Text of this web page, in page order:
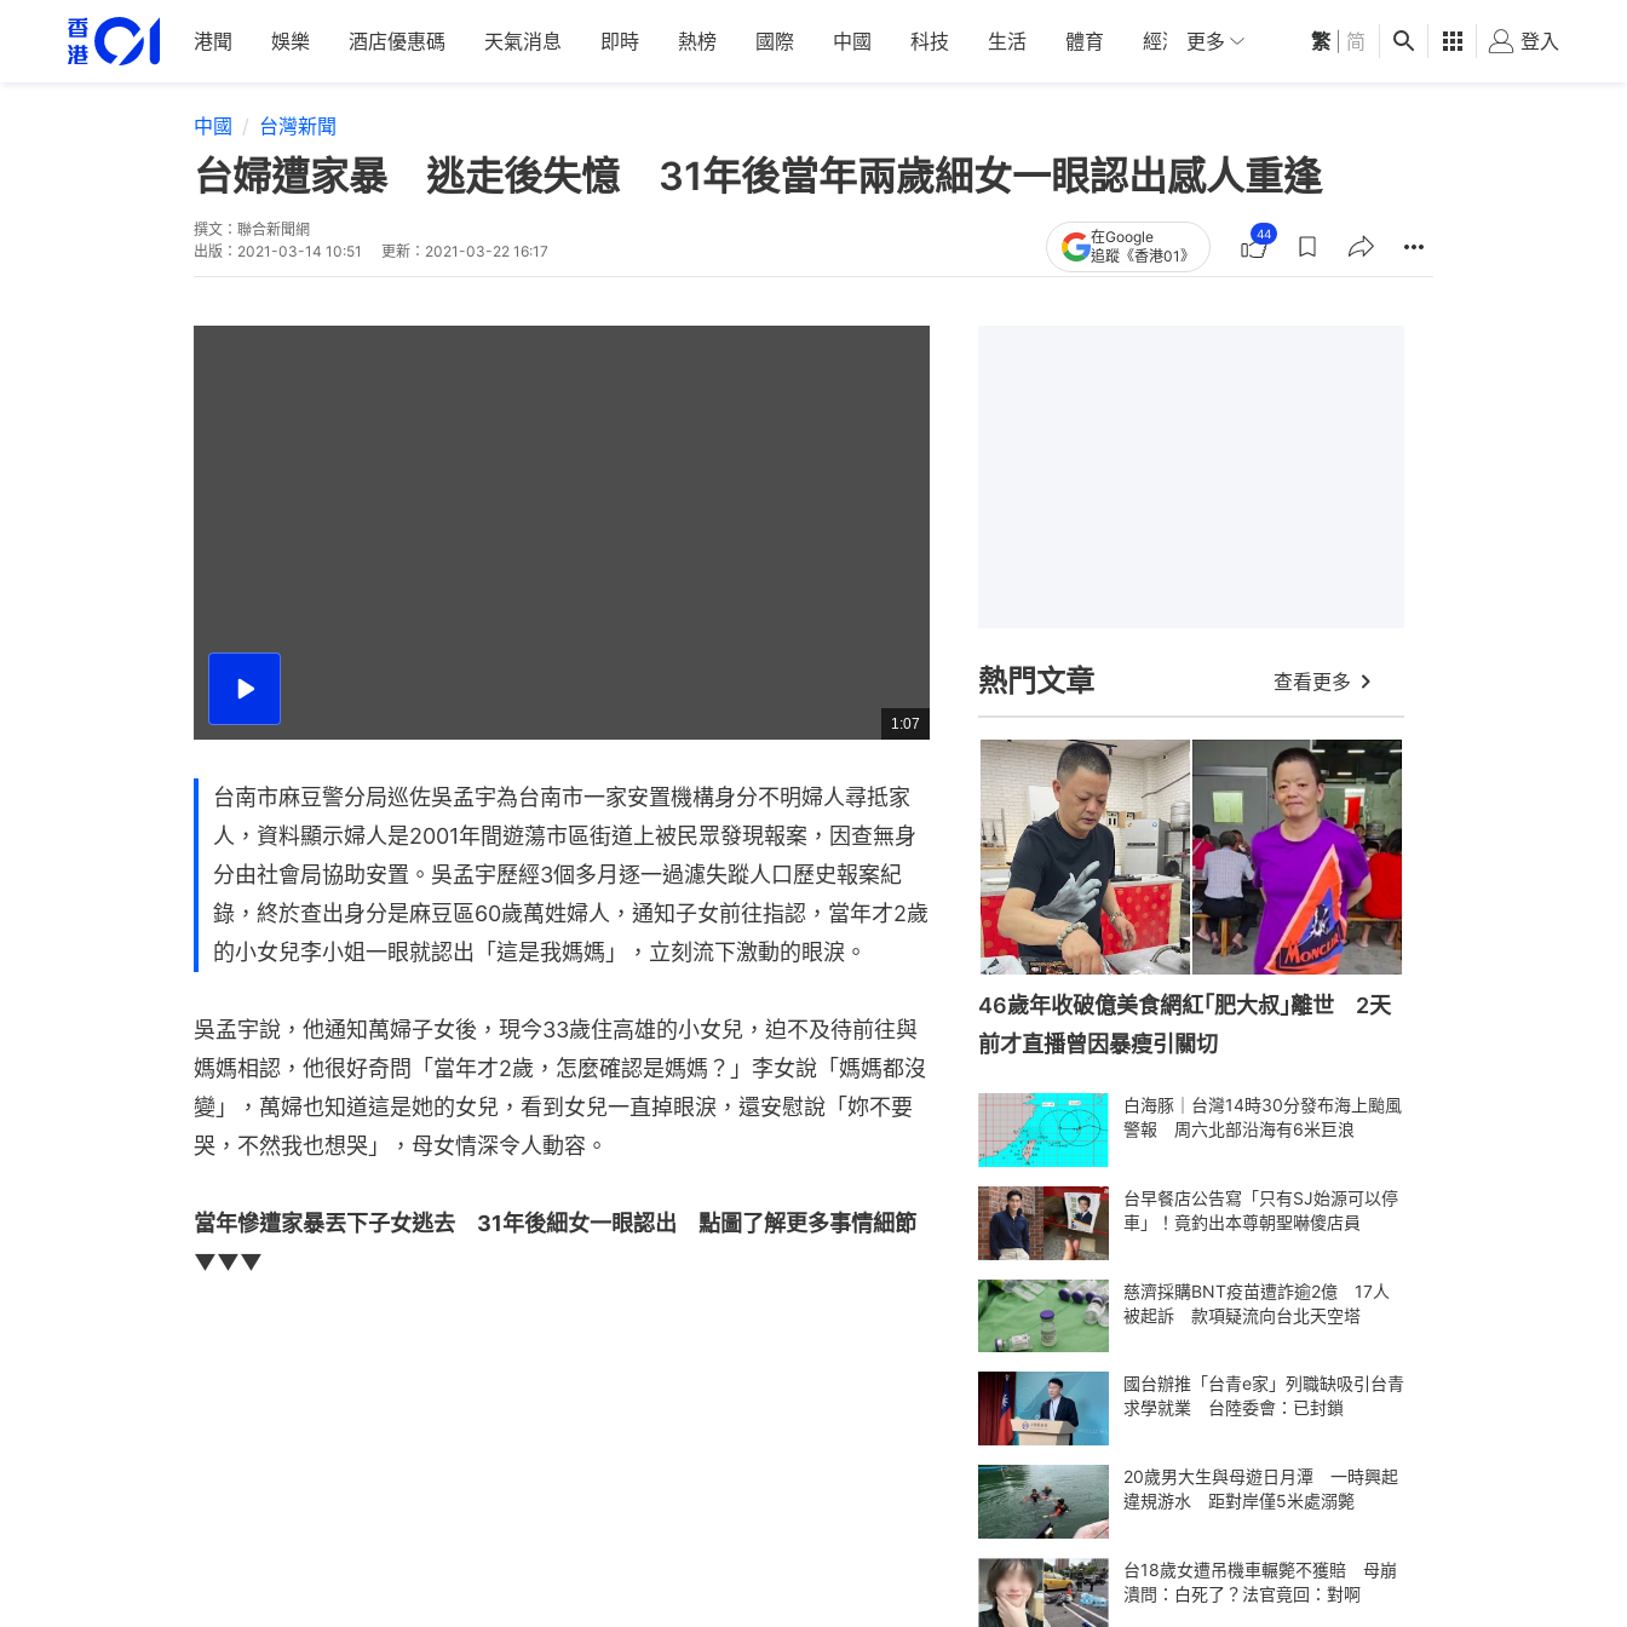
港聞 娛樂 酒店優惠碼 天氣消息 即時 熱榜 國際 中國 科技 生活 體育 經濟 01深圳 觀點 健康 好食玩飛
更多 繁 简 登入
中國 台灣新聞
台婦遭家暴 逃走後失憶 31年後當年兩歲細女一眼認出感人重逢
撰文： 聯合新聞網
出版： 2021-03-14 10:51 更新： 2021-03-22 16:17
在Google
追蹤《香港01》
44
播
總
共
1:07
台南市麻豆警分局巡佐吳孟宇為台南市一家安置機構身分不明婦人尋抵家
人，資料顯示婦人是2001年間遊蕩市區街道上被民眾發現報案，因查無身
分由社會局協助安置。吳孟宇歷經3個多月逐一過濾失蹤人口歷史報案紀
錄，終於查出身分是麻豆區60歲萬姓婦人，通知子女前往指認，當年才2歲
的小女兒李小姐一眼就認出「這是我媽媽」，立刻流下激動的眼淚。
吳孟宇說，他通知萬婦子女後，現今33歲住高雄的小女兒，迫不及待前往與
媽媽相認，他很好奇問「當年才2歲，怎麼確認是媽媽？」李女說「媽媽都沒
變」，萬婦也知道這是她的女兒，看到女兒一直掉眼淚，還安慰說「妳不要
哭，不然我也想哭」，母女情深令人動容。
當年慘遭家暴丟下子女逃去　31年後細女一眼認出　點圖了解更多事情細節
▼▼▼
熱門文章 查看更多
46歲年收破億美食網紅｢肥大叔｣離世 2天
前才直播曾因暴瘦引關切
白海豚｜台灣14時30分發布海上颱風
警報 周六北部沿海有6米巨浪
台早餐店公告寫「只有SJ始源可以停
車」！竟釣出本尊朝聖嚇傻店員
慈濟採購BNT疫苗遭詐逾2億 17人
被起訴 款項疑流向台北天空塔
國台辦推「台青e家」列職缺吸引台青
求學就業 台陸委會：已封鎖
20歲男大生與母遊日月潭 一時興起
違規游水 距對岸僅5米處溺斃
台18歲女遭吊機車輾斃不獲賠 母崩
潰問：白死了？法官竟回：對啊